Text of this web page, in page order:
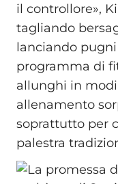
il controllore»,
tagliando
lanciando
programma di
allunghi in
allenamento
soprattutto per
palestra